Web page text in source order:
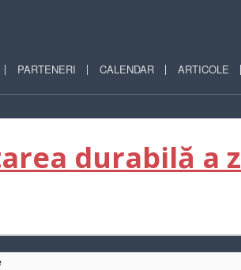
PARTENERI CALENDAR ARTICOLE
durabilă a